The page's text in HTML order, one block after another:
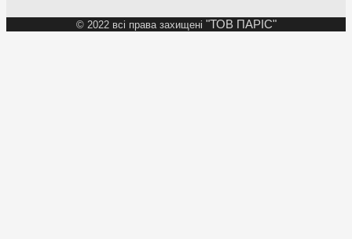
© 2022 всі права захищені "ТОВ ПАРІС"